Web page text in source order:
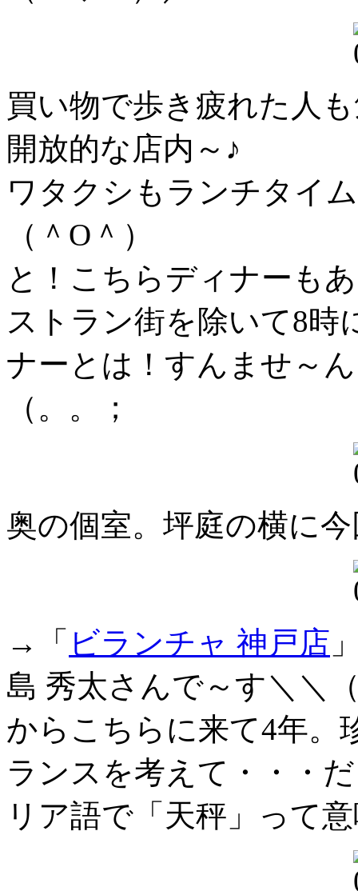
買い物で歩き疲れた人
開放的な店内～♪
ワタクシもランチタイ
（＾O＾）
と！こちらディナーも
ストラン街を除いて8時
ナーとは！すんませ～
（。。；
奥の個室。坪庭の横に
→「 ビランチャ 神戸店
島 秀太さんで～す＼＼
からこちらに来て4年。
ランスを考えて・・・
リア語で「天秤」って